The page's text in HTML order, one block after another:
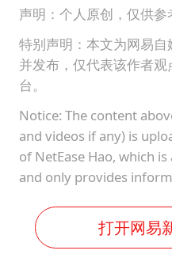
声明：个人原创，仅供参
特别声明：本文为网易自
并发布，仅代表该作者
台。
Notice: The content
and videos if any) is
of NetEase Hao, which
and only provides
打开网易